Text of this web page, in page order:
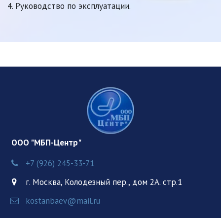
4. Руководство по эксплуатации.
  ООО "МБП-Центр"
+7 (926) 245-33-71
г. Москва, Колодезный пер., дом 2А. стр.1
kostanbaev@mail.ru